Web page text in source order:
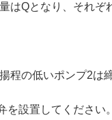
はQとなり、それぞ
程の低いポンプ2は
設置してください。